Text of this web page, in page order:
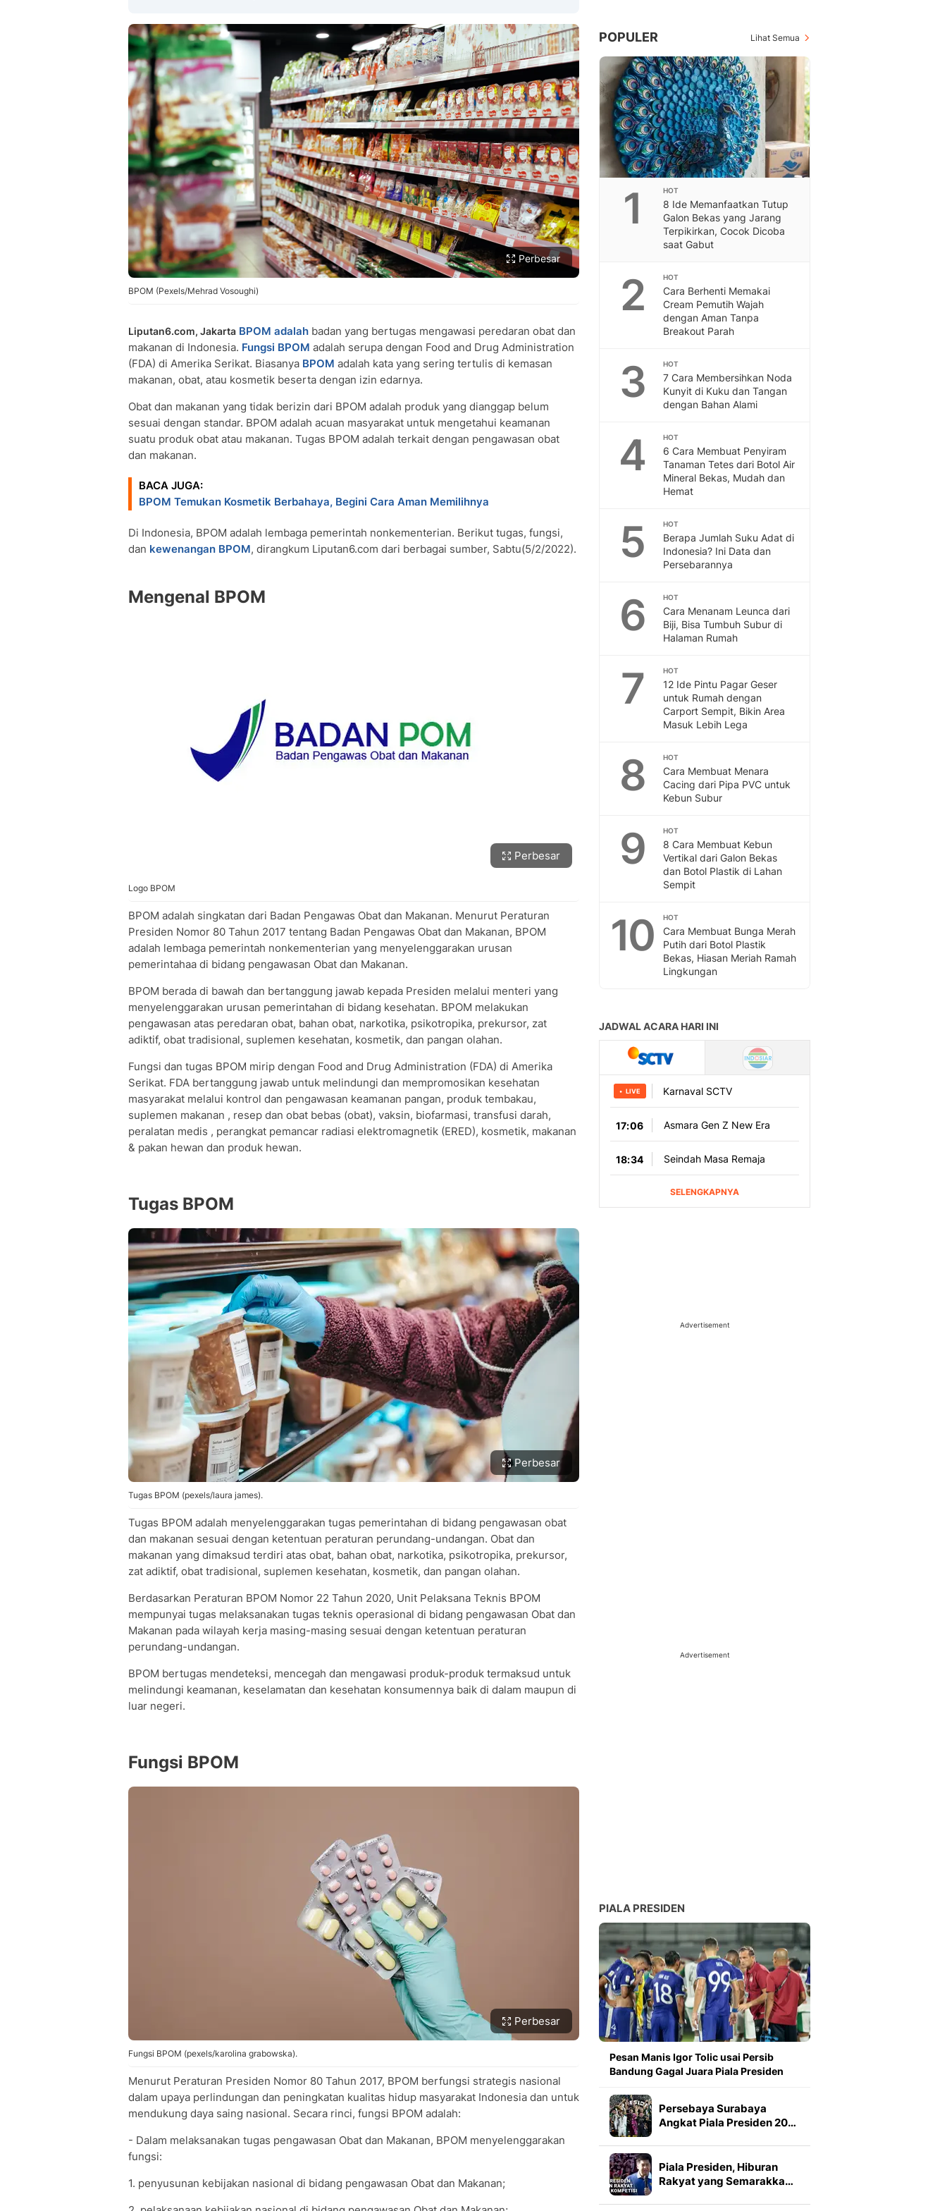
Copy Link
Perbesar
BPOM (Pexels/Mehrad Vosoughi)
Liputan6.com, Jakarta BPOM adalah badan yang bertugas mengawasi peredaran obat dan
makanan di Indonesia. Fungsi BPOM adalah serupa dengan Food and Drug Administration
(FDA) di Amerika Serikat. Biasanya BPOM adalah kata yang sering tertulis di kemasan
makanan, obat, atau kosmetik beserta dengan izin edarnya.
Obat dan makanan yang tidak berizin dari BPOM adalah produk yang dianggap belum
sesuai dengan standar. BPOM adalah acuan masyarakat untuk mengetahui keamanan
suatu produk obat atau makanan. Tugas BPOM adalah terkait dengan pengawasan obat
dan makanan.
BACA JUGA:
BPOM Temukan Kosmetik Berbahaya, Begini Cara Aman Memilihnya
Di Indonesia, BPOM adalah lembaga pemerintah nonkementerian. Berikut tugas, fungsi,
dan kewenangan BPOM, dirangkum Liputan6.com dari berbagai sumber, Sabtu(5/2/2022).
Mengenal BPOM
Perbesar
Logo BPOM
BPOM adalah singkatan dari Badan Pengawas Obat dan Makanan. Menurut Peraturan
Presiden Nomor 80 Tahun 2017 tentang Badan Pengawas Obat dan Makanan, BPOM
adalah lembaga pemerintah nonkementerian yang menyelenggarakan urusan
pemerintahaa di bidang pengawasan Obat dan Makanan.
BPOM berada di bawah dan bertanggung jawab kepada Presiden melalui menteri yang
menyelenggarakan urusan pemerintahan di bidang kesehatan. BPOM melakukan
pengawasan atas peredaran obat, bahan obat, narkotika, psikotropika, prekursor, zat
adiktif, obat tradisional, suplemen kesehatan, kosmetik, dan pangan olahan.
Fungsi dan tugas BPOM mirip dengan Food and Drug Administration (FDA) di Amerika
Serikat. FDA bertanggung jawab untuk melindungi dan mempromosikan kesehatan
masyarakat melalui kontrol dan pengawasan keamanan pangan, produk tembakau,
suplemen makanan , resep dan obat bebas (obat), vaksin, biofarmasi, transfusi darah,
peralatan medis , perangkat pemancar radiasi elektromagnetik (ERED), kosmetik, makanan
& pakan hewan dan produk hewan.
Tugas BPOM
Perbesar
Tugas BPOM (pexels/laura james).
Tugas BPOM adalah menyelenggarakan tugas pemerintahan di bidang pengawasan obat
dan makanan sesuai dengan ketentuan peraturan perundang-undangan. Obat dan
makanan yang dimaksud terdiri atas obat, bahan obat, narkotika, psikotropika, prekursor,
zat adiktif, obat tradisional, suplemen kesehatan, kosmetik, dan pangan olahan.
Berdasarkan Peraturan BPOM Nomor 22 Tahun 2020, Unit Pelaksana Teknis BPOM
mempunyai tugas melaksanakan tugas teknis operasional di bidang pengawasan Obat dan
Makanan pada wilayah kerja masing-masing sesuai dengan ketentuan peraturan
perundang-undangan.
BPOM bertugas mendeteksi, mencegah dan mengawasi produk-produk termaksud untuk
melindungi keamanan, keselamatan dan kesehatan konsumennya baik di dalam maupun di
luar negeri.
Fungsi BPOM
Perbesar
Fungsi BPOM (pexels/karolina grabowska).
Menurut Peraturan Presiden Nomor 80 Tahun 2017, BPOM berfungsi strategis nasional
dalam upaya perlindungan dan peningkatan kualitas hidup masyarakat Indonesia dan untuk
mendukung daya saing nasional. Secara rinci, fungsi BPOM adalah:
- Dalam melaksanakan tugas pengawasan Obat dan Makanan, BPOM menyelenggarakan
fungsi:
1. penyusunan kebijakan nasional di bidang pengawasan Obat dan Makanan;
POPULER Lihat Semua
1 HOT
8 Ide Memanfaatkan Tutup
Galon Bekas yang Jarang
Terpikirkan, Cocok Dicoba
saat Gabut
2 HOT
Cara Berhenti Memakai
Cream Pemutih Wajah
dengan Aman Tanpa
Breakout Parah
3 HOT
7 Cara Membersihkan Noda
Kunyit di Kuku dan Tangan
dengan Bahan Alami
4 HOT
6 Cara Membuat Penyiram
Tanaman Tetes dari Botol Air
Mineral Bekas, Mudah dan
Hemat
5 HOT
Berapa Jumlah Suku Adat di
Indonesia? Ini Data dan
Persebarannya
6 HOT
Cara Menanam Leunca dari
Biji, Bisa Tumbuh Subur di
Halaman Rumah
7 HOT
12 Ide Pintu Pagar Geser
untuk Rumah dengan
Carport Sempit, Bikin Area
Masuk Lebih Lega
8 HOT
Cara Membuat Menara
Cacing dari Pipa PVC untuk
Kebun Subur
9 HOT
8 Cara Membuat Kebun
Vertikal dari Galon Bekas
dan Botol Plastik di Lahan
Sempit
10 HOT
Cara Membuat Bunga Merah
Putih dari Botol Plastik
Bekas, Hiasan Meriah Ramah
Lingkungan
Advertisement
Advertisement
PIALA PRESIDEN
Pesan Manis Igor Tolic usai Persib
Bandung Gagal Juara Piala Presiden
Persebaya Surabaya
Angkat Piala Presiden 20…
Piala Presiden, Hiburan
Rakyat yang Semarakka…